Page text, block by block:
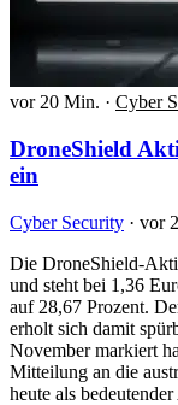
vor 20 Min. · Cyber
DroneShield
ein
Cyber Security · vor
Die DroneShield-
und steht bei 1,36
auf 28,67 Prozent.
erholt sich damit
November markiert
Mitteilung an die
heute als